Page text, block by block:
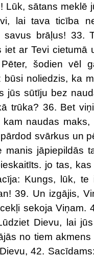
Lūk, sātans meklē
lai tava ticība
savus brāļus! 33.
iet ar Tevi cietumā
šodien vēl
būsi noliedzis, ka
jūs sūtīju bez
trūka? 36. Bet
kam naudas
svārkus un
manis jāpiepildās
jo tas,
Kungs, lūk,
39. Un izgājis,
sekoja Viņam.
Dievu, lai
no tiem
42.